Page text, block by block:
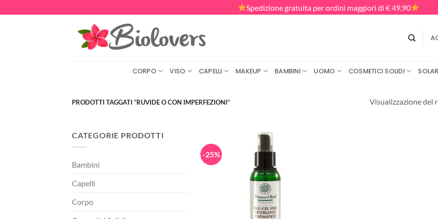
ai
Spedizione gratuita per ordini maggiori di € 49,90
CORPO VISO CAPELLI MAKEUP BAMBINI UOMO COSMETICI SOLIDI
PRODOTTI TAGGATI “RUVIDE O CON IMPERFEZIONI” Visualizzazione del
CATEGORIE PRODOTTI
Bambini
Capelli
Corpo
-25%